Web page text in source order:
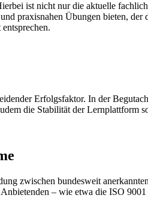
ist nicht nur die aktuelle
praxisnahen Übungen bieten,
Erfolgsfaktor. In der
die Stabilität der Lernplattform
zwischen bundesweit
– wie etwa die ISO